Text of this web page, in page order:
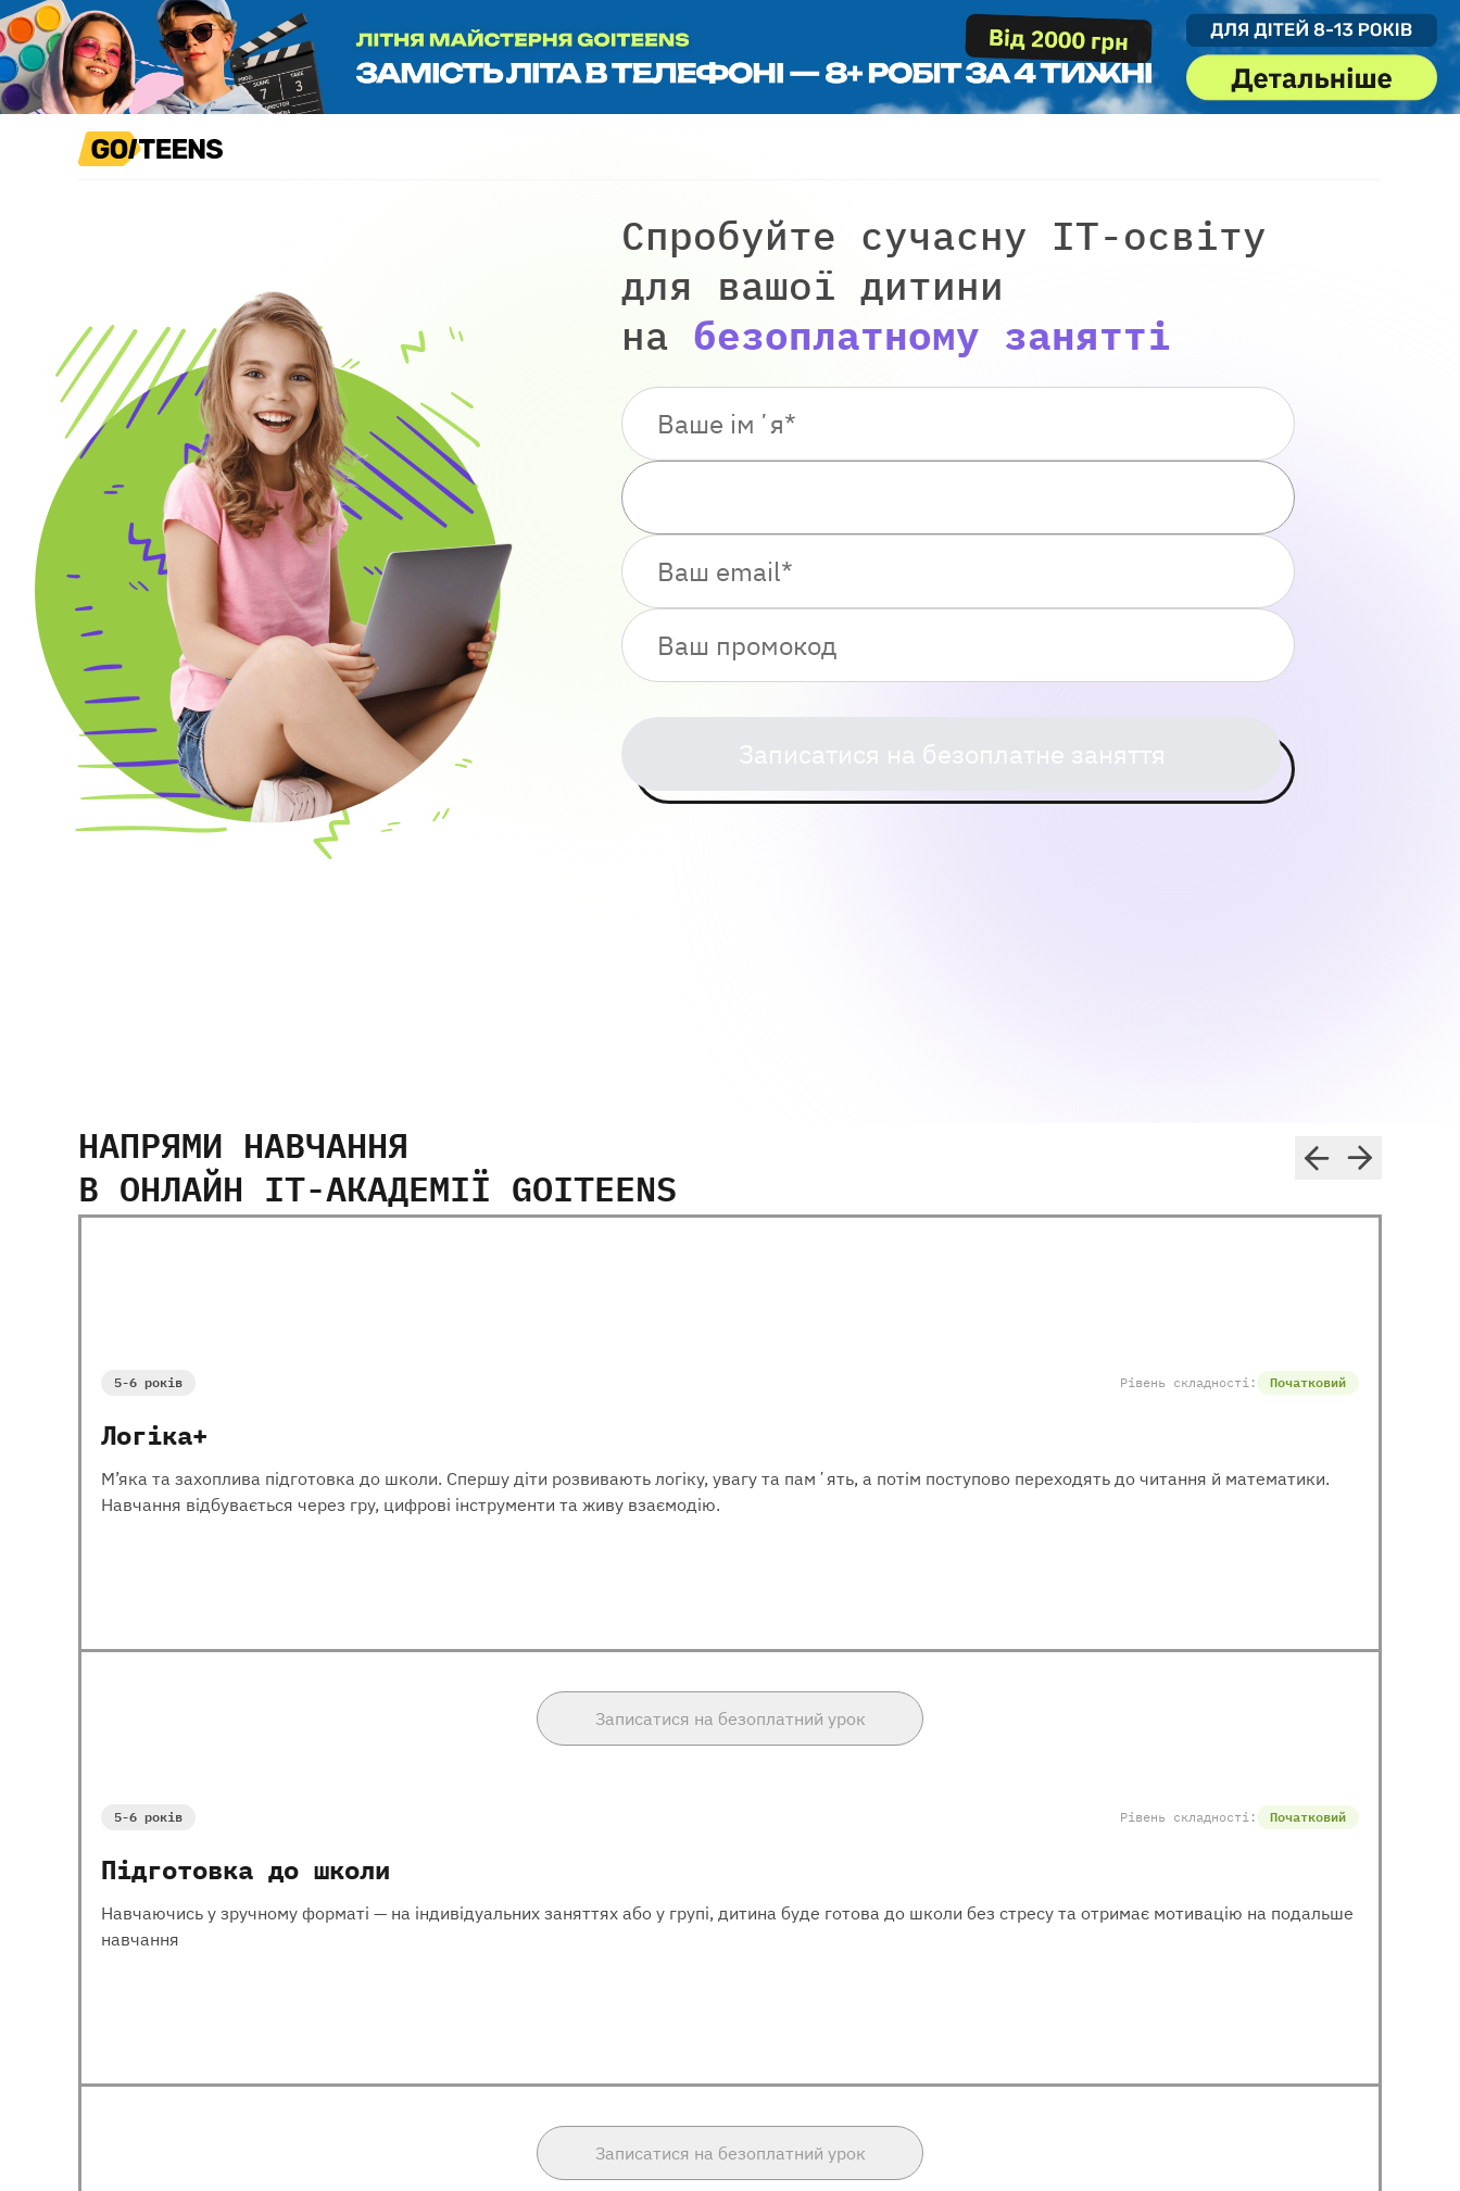
Спробуйте сучасну IT-освіту
для вашої дитини
на безоплатному занятті
Записатися на безоплатне заняття
НАПРЯМИ НАВЧАННЯ
В ОНЛАЙН IT-АКАДЕМІЇ GOITEENS
5-6 років Рівень складності: Початковий
Логіка+
М’яка та захоплива підготовка до школи. Спершу діти розвивають логіку, увагу та памʼять, а потім поступово переходять до читання й математики.
Навчання відбувається через гру, цифрові інструменти та живу взаємодію.
Записатися на безоплатний урок
5-6 років Рівень складності: Початковий
Підготовка до школи
Навчаючись у зручному форматі — на індивідуальних заняттях або у групі, дитина буде готова до школи без стресу та отримає мотивацію на подальше
навчання
Записатися на безоплатний урок